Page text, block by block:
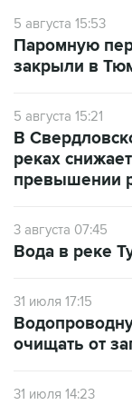
5 августа 15:53
Паромную
закрыли в
5 августа 15:21
В
реках
превышении
3 августа 07:45
Вода в реке
31 июля 17:15
очищать от
31 июля 14:23